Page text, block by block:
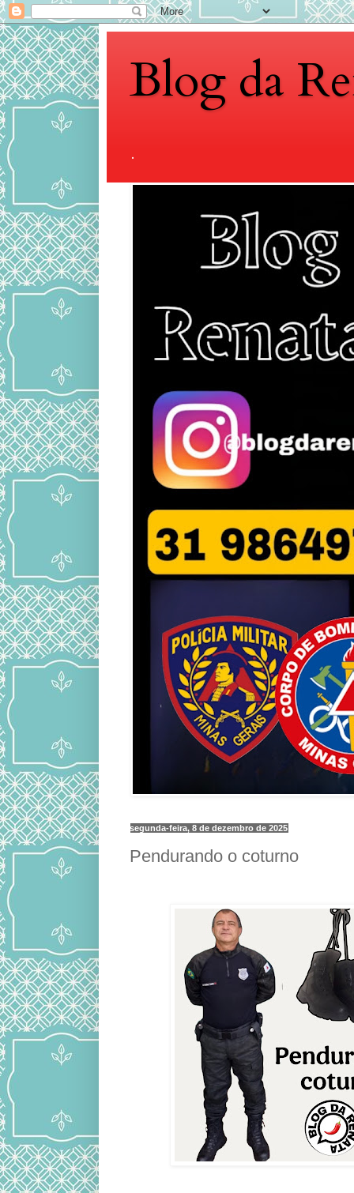
Blog da
.
segunda-feira, 8 de dezembro de 2025
Pendurando o coturno